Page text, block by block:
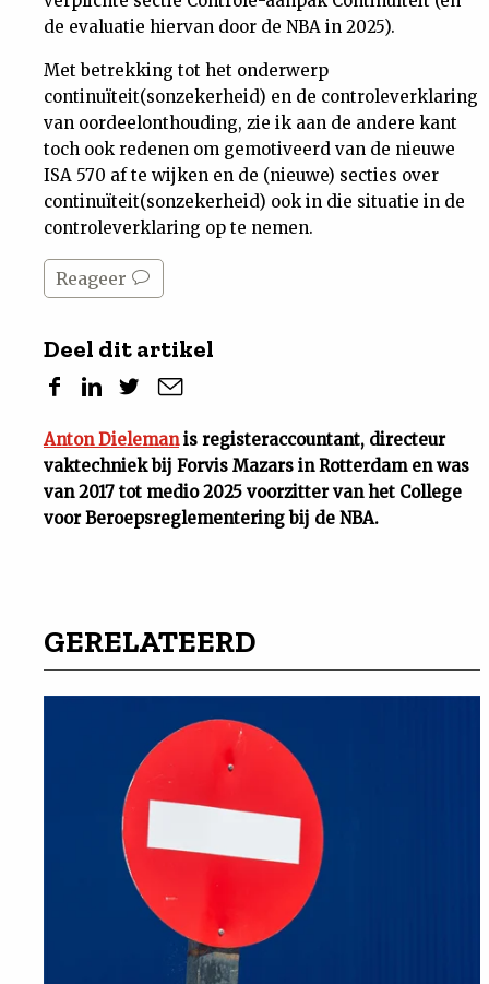
de evaluatie hiervan door de NBA in 2025).
Met betrekking tot het onderwerp
continuïteit(sonzekerheid) en de controleverklaring
van oordeelonthouding, zie ik aan de andere kant
toch ook redenen om gemotiveerd van de nieuwe
ISA 570 af te wijken en de (nieuwe) secties over
continuïteit(sonzekerheid) ook in die situatie in de
controleverklaring op te nemen.
Reageer
Deel dit artikel
Anton Dielemanis registeraccountant, directeur
vaktechniek bij Forvis Mazars in Rotterdam en was
van 2017 tot medio 2025 voorzitter van het College
voor Beroepsreglementering bij de NBA.
GERELATEERD